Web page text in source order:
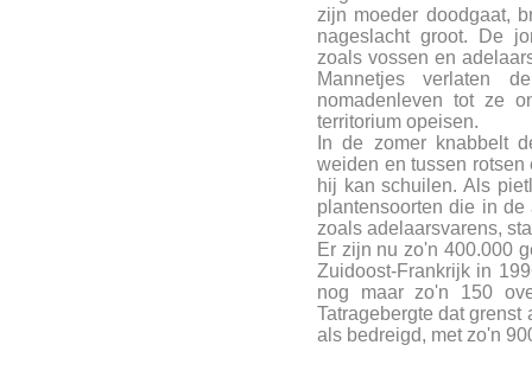
zijn moeder doodgaat,
nageslacht groot. De
zoals vossen en
Mannetjes verlaten
nomadenleven tot ze
territorium opeisen.
In de zomer knabbelt
weiden en tussen
hij kan schuilen. Als
plantensoorten die in
zoals adelaarsvarens,
Er zijn nu zo'n 400.000
Zuidoost-Frankrijk in
nog maar zo'n 150
Tatragebergte dat
als bedreigd, met zo'n